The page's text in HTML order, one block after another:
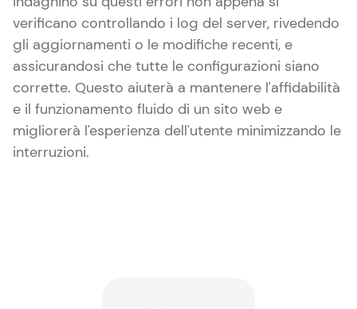
verificano controllando i log del server, rivedendo
gli aggiornamenti o le modifiche recenti, e
assicurandosi che tutte le configurazioni siano
corrette. Questo aiuterà a mantenere l'affidabilità
e il funzionamento fluido di un sito web e
migliorerà l'esperienza dell'utente minimizzando le
interruzioni.